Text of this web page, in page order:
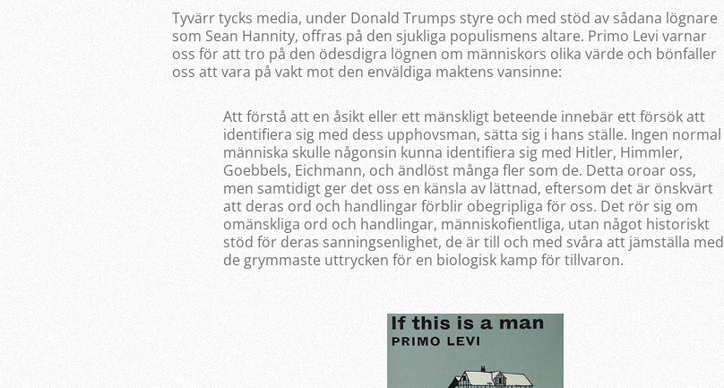
Tyvärr tycks media, under Donald Trumps styre och med stöd av sådana lögnare
som Sean Hannity, offras på den sjukliga populismens altare. Primo Levi varnar
oss för att tro på den ödesdigra lögnen om människors olika värde och bönfaller
oss att vara på vakt mot den enväldiga maktens vansinne:
Att förstå att en åsikt eller ett mänskligt beteende innebär ett försök att
identifiera sig med dess upphovsman, sätta sig i hans ställe. Ingen normal
människa skulle någonsin kunna identifiera sig med Hitler, Himmler,
Goebbels, Eichmann, och ändlöst många fler som de. Detta oroar oss,
men samtidigt ger det oss en känsla av lättnad, eftersom det är önskvärt
att deras ord och handlingar förblir obegripliga för oss. Det rör sig om
omänskliga ord och handlingar, människofientliga, utan något historiskt
stöd för deras sanningsenlighet, de är till och med svåra att jämställa med
de grymmaste uttrycken för en biologisk kamp för tillvaron.